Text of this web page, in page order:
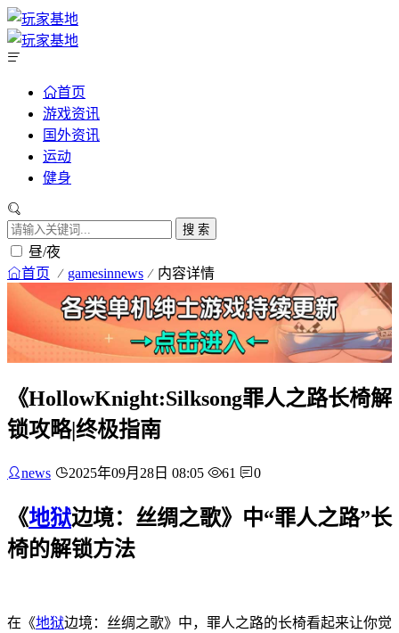
首页
游戏资讯
国外资讯
运动
健身
搜 索
昼/夜
首页 gamesinnews 内容详情
《HollowKnight:Silksong罪人之路长椅解
锁攻略|终极指南
news 2025年09月28日 08:05 61 0
《地狱边境：丝绸之歌》中“罪人之路”长
椅的解锁方法
在《地狱边境：丝绸之歌》中，罪人之路的长椅看起来让你觉